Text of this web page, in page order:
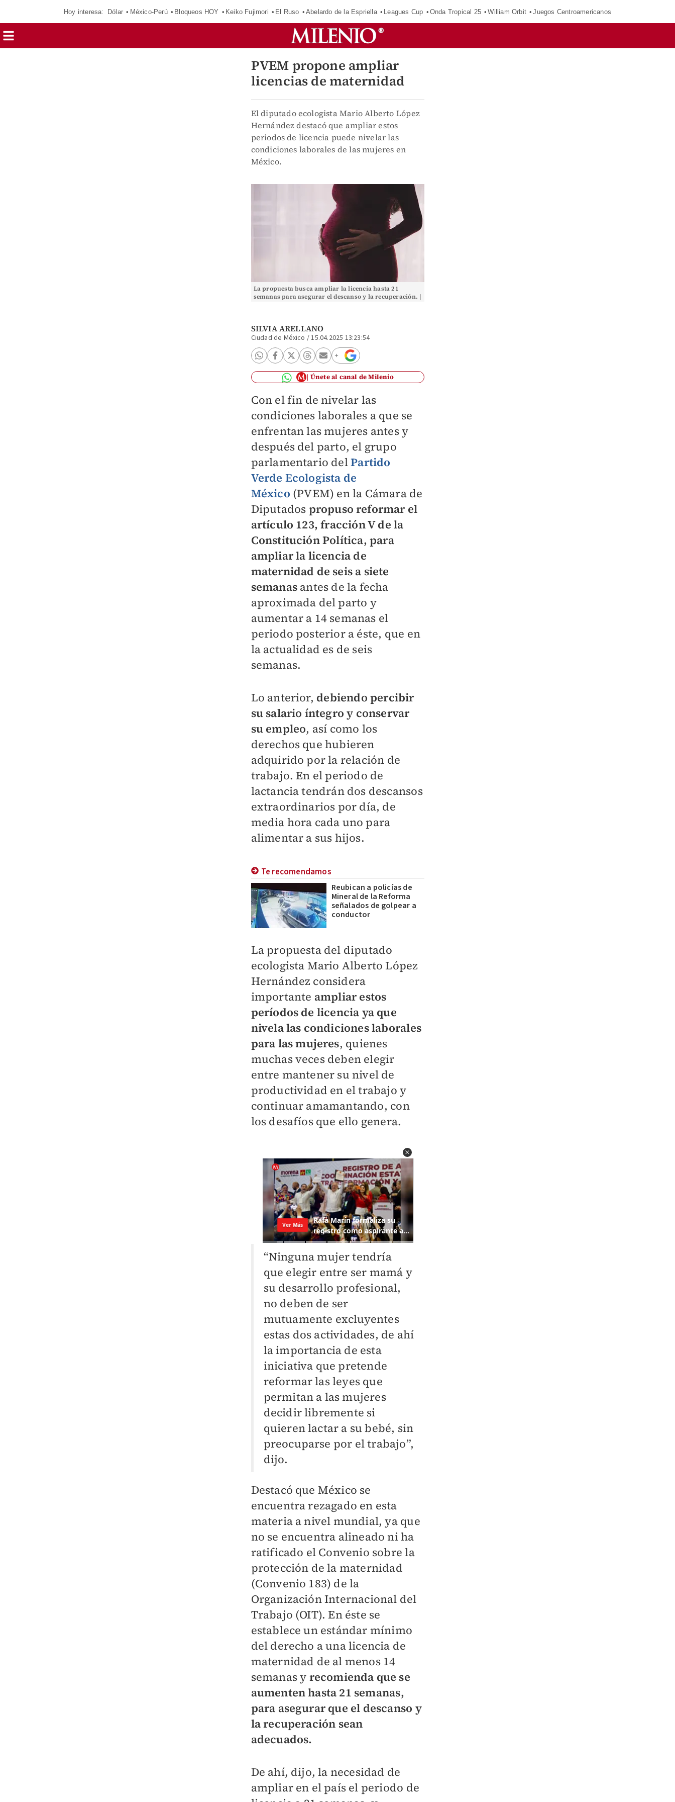
Hoy interesa: Dólar México-Perú Bloqueos HOY Keiko Fujimori El Ruso Abelardo de la Espriella Leagues Cup Onda Tropical 25 William Orbit Juegos Centroamericanos
PVEM propone ampliar
licencias de maternidad
El diputado ecologista Mario Alberto López
Hernández destacó que ampliar estos
periodos de licencia puede nivelar las
condiciones laborales de las mujeres en
México.
La propuesta busca ampliar la licencia hasta 21
semanas para asegurar el descanso y la recuperación. |
SILVIA ARELLANO
Ciudad de México /15.04.2025 13:23:54
Únete al canal de Milenio
Con el fin de nivelar las
condiciones laborales a que se
enfrentan las mujeres antes y
después del parto, el grupo
parlamentario delPartido
Verde Ecologista de
México (PVEM) en la Cámara de
Diputados propuso reformar el
artículo 123, fracción V de la
Constitución Política, para
ampliar la licencia de
maternidad de seis a siete
semanas antes de la fecha
aproximada del parto y
aumentar a 14 semanas el
periodo posterior a éste, que en
la actualidad es de seis
semanas.
Lo anterior, debiendo percibir
su salario íntegro y conservar
su empleo, así como los
derechos que hubieren
adquirido por la relación de
trabajo. En el periodo de
lactancia tendrán dos descansos
extraordinarios por día, de
media hora cada uno para
alimentar a sus hijos.
Te recomendamos
Reubican a policías de
Mineral de la Reforma
señalados de golpear a
conductor
La propuesta del diputado
ecologista Mario Alberto López
Hernández considera
importante ampliar estos
períodos de licencia ya que
nivela las condiciones laborales
para las mujeres, quienes
muchas veces deben elegir
entre mantener su nivel de
productividad en el trabajo y
continuar amamantando, con
los desafíos que ello genera.
“Ninguna mujer tendría
que elegir entre ser mamá y
su desarrollo profesional,
no deben de ser
mutuamente excluyentes
estas dos actividades, de ahí
la importancia de esta
iniciativa que pretende
reformar las leyes que
permitan a las mujeres
decidir libremente si
quieren lactar a su bebé, sin
preocuparse por el trabajo”,
dijo.
Destacó que México se
encuentra rezagado en esta
materia a nivel mundial, ya que
no se encuentra alineado ni ha
ratificado el Convenio sobre la
protección de la maternidad
(Convenio 183) de la
Organización Internacional del
Trabajo (OIT). En éste se
establece un estándar mínimo
del derecho a una licencia de
maternidad de al menos 14
semanas y recomienda que se
aumenten hasta 21 semanas,
para asegurar que el descanso y
la recuperación sean
adecuados.
De ahí, dijo, la necesidad de
ampliar en el país el periodo de